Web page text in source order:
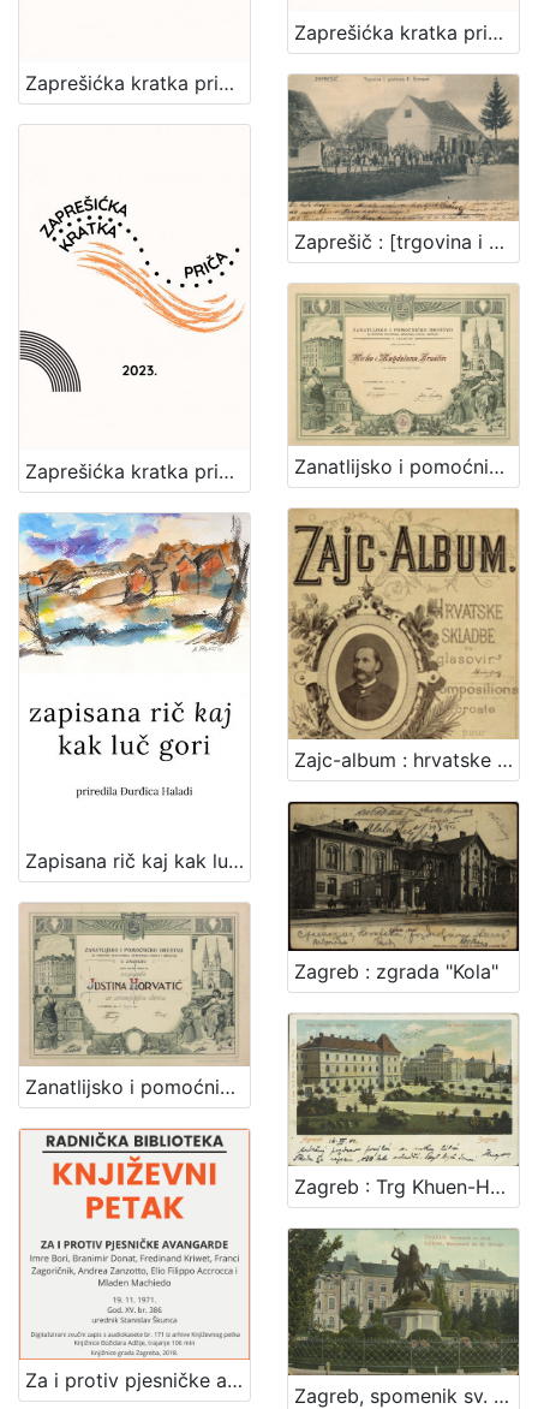
Zaprešićka kratka priča 2025. : nagrađene i pohvaljene priče
Zaprešićka kratka priča 2024. : nagrađene i pohvaljene priče
Zaprešićka kratka priča 2023. : nagrađene i pohvaljene priče
Zaprešič : [trgovina i gostiona F. Ermann]
Zapisana rič kaj kak luč gori : zajednička zbirka poezije članova Udruge "Vladimir Maleković" / priredila Đurđica Haladi ; [tekstovi o pjesnicima Snježana Zrinjan]
Zanatlijsko i pomoćničko društvo za podporu bolestnika, nemoćnika, udova i siročadi : [povelja]
Zanatlijsko i pomoćničko društvo za podporu bolestnika, nemoćnika, udova i siročadi
Zajc-album : hrvatske skladbe za glasovir
Za i protiv pjesničke avangarde : Književni petak, dvorana u Novinarskom domu, 19. 11. 1971., br. 386 / Imre Bori, Branimir Donat, Ferdinand Kriwet, Vagn Steen, Franci Zagoričnik, Andrea Zanzotto, Ellio Philoppo Accrocca i Mladen Machiedo ; urednik Stanislav Škunca
Zagreb : zgrada "Kola"
Zagreb : Trg Khuen-Hedervary-jev = Agram : Place Khuen-Hedervary
Zagreb, spomenik sv. Jurja = Agram, monument de St. George